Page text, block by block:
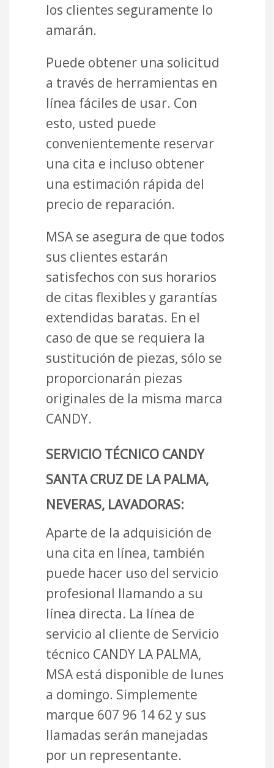
los clientes seguramente lo
amarán.
Puede obtener una solicitud
a través de herramientas en
línea fáciles de usar. Con
esto, usted puede
convenientemente reservar
una cita e incluso obtener
una estimación rápida del
precio de reparación.
MSA se asegura de que todos
sus clientes estarán
satisfechos con sus horarios
de citas flexibles y garantías
extendidas baratas. En el
caso de que se requiera la
sustitución de piezas, sólo se
proporcionarán piezas
originales de la misma marca
CANDY.
SERVICIO TÉCNICO CANDY
SANTA CRUZ DE LA PALMA,
NEVERAS, LAVADORAS:
Aparte de la adquisición de
una cita en línea, también
puede hacer uso del servicio
profesional llamando a su
línea directa. La línea de
servicio al cliente de Servicio
técnico CANDY LA PALMA,
MSA está disponible de lunes
a domingo. Simplemente
marque 607 96 14 62 y sus
llamadas serán manejadas
por un representante.